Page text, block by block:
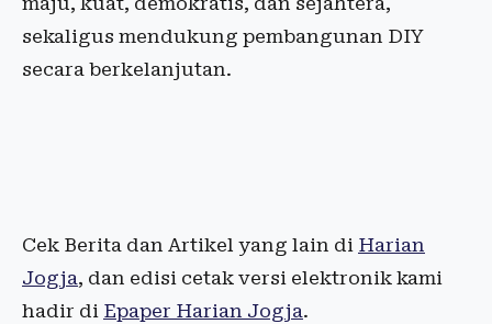
sekaligus mendukung pembangunan DIY
secara berkelanjutan.
Cek Berita dan Artikel yang lain di Harian
Jogja, dan edisi cetak versi elektronik kami
hadir di Epaper Harian Jogja.